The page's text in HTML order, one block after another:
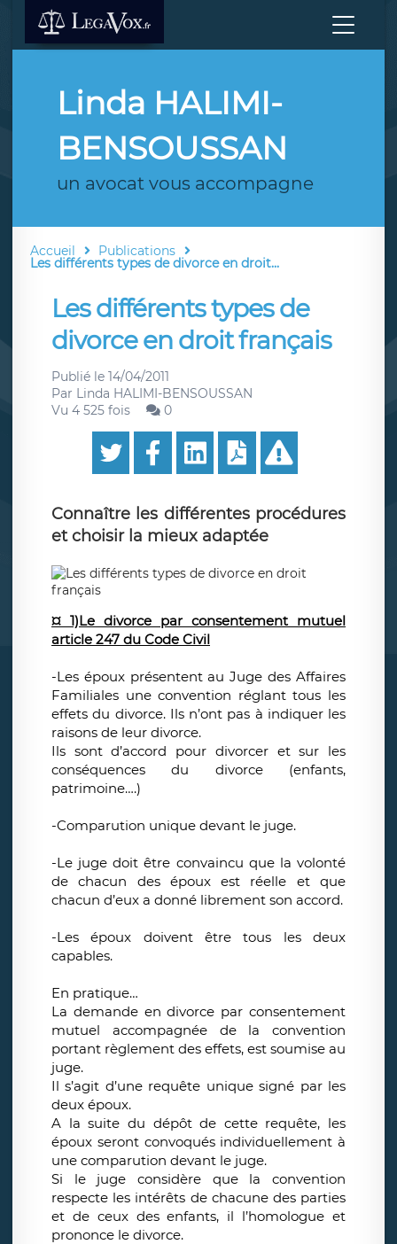
Linda HALIMI-
BENSOUSSAN
un avocat vous accompagne
Accueil Publications
Les différents types de divorce en droit...
Les différents types de
divorce en droit français
Publié le 14/04/2011
Par Linda HALIMI-BENSOUSSAN
Vu 4 525 fois
0
Connaître les différentes procédures
et choisir la mieux adaptée
¤ 1)Le divorce par consentement mutuel
article 247 du Code Civil
-Les époux présentent au Juge des Affaires
Familiales une convention réglant tous les
effets du divorce. Ils n’ont pas à indiquer les
raisons de leur divorce.
Ils sont d’accord pour divorcer et sur les
conséquences du divorce (enfants,
patrimoine….)
-Comparution unique devant le juge.
-Le juge doit être convaincu que la volonté
de chacun des époux est réelle et que
chacun d’eux a donné librement son accord.
-Les époux doivent être tous les deux
capables.
En pratique…
La demande en divorce par consentement
mutuel accompagnée de la convention
portant règlement des effets, est soumise au
juge.
Il s’agit d’une requête unique signé par les
deux époux.
A la suite du dépôt de cette requête, les
époux seront convoqués individuellement à
une comparution devant le juge.
Si le juge considère que la convention
respecte les intérêts de chacune des parties
et de ceux des enfants, il l’homologue et
prononce le divorce.